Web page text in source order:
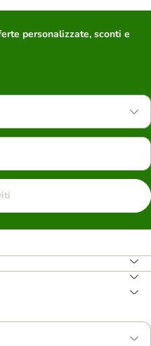
personalizzate, sconti e